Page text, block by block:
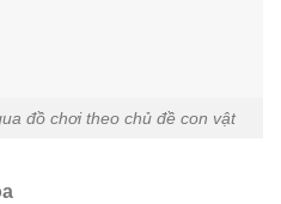
đồ chơi theo chủ đề con vật